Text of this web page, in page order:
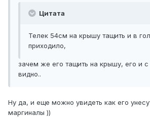
Цитата
Телек 54см на крышу тащить и в
приходило,
зачем же его тащить на крышу, его и
видно..
Ну да, и еще можно увидеть как его
маргиналы ))